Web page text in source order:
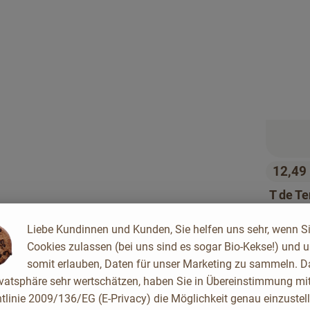
,
12,49
T de
de
, Herkunft:
Frankreich,
, Verband:
DE-ÖKO-006
hinzufügen
, Verband:
, Kontrollstelle:
ES-ECO-001-AN
Produkt zu Favouriten hinzufügen
Liebe Kundinnen und Kunden, Sie helfen uns sehr, wenn
Cookies zulassen (bei uns sind es sogar Bio-Kekse!) und
somit erlauben, Daten für unser Marketing zu sammeln.
sehr wertschätzen, haben Sie in Übereinstimmung
2009/136/EG (E-Privacy) die Möglichkeit genau